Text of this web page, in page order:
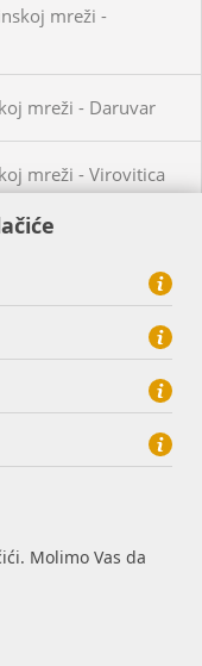
mreži -
mreži - Daruvar
mreži - Virovitica
mreži - Virovitica
mreži - Virovitica
mreži -
mreži -
mreži - Osijek
mreži - Virovitica
Molimo Vas da